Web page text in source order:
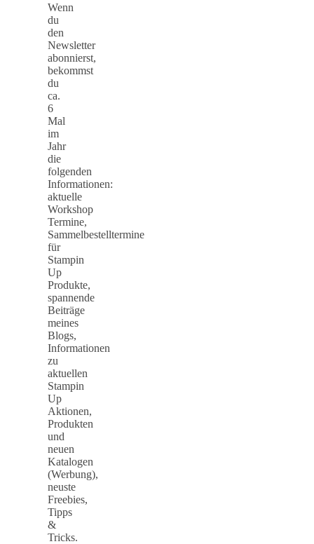
Wenn
du
den
Newsletter
abonnierst,
bekommst
du
ca.
6
Mal
im
Jahr
die
folgenden
Informationen:
aktuelle
Workshop
Termine,
Sammelbestelltermine
für
Stampin
Up
Produkte,
spannende
Beiträge
meines
Blogs,
Informationen
zu
aktuellen
Stampin
Up
Aktionen,
Produkten
und
neuen
Katalogen
(Werbung),
neuste
Freebies,
Tipps
&
Tricks.